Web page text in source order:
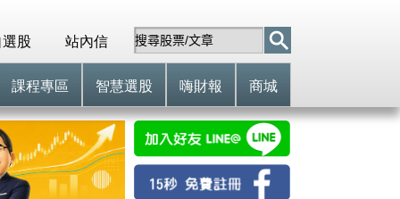
站內信
選股
課程專區 智慧選股 嗨財報 商城